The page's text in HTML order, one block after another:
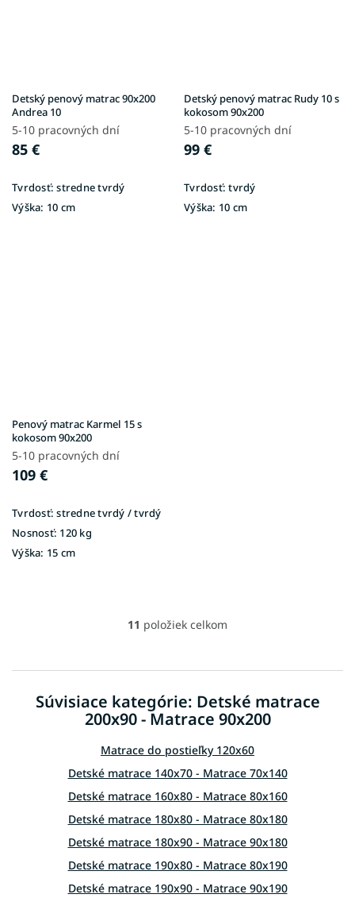
Detský penový matrac 90x200
Andrea 10
5-10 pracovných dní
85 €
Tvrdosť: stredne tvrdý
Výška: 10 cm
Detský penový matrac Rudy 10 s
kokosom 90x200
5-10 pracovných dní
99 €
Tvrdosť: tvrdý
Výška: 10 cm
Penový matrac Karmel 15 s
kokosom 90x200
5-10 pracovných dní
109 €
Tvrdosť: stredne tvrdý / tvrdý
Nosnosť: 120 kg
Výška: 15 cm
O
á
d
a
c
e
p
r
v
k
y
v
ý
p
i
11 položiek celkom
Súvisiace kategórie: Detské matrace
200x90 - Matrace 90x200
Matrace do postieľky 120x60
Detské matrace 140x70 - Matrace 70x140
Detské matrace 160x80 - Matrace 80x160
Detské matrace 180x80 - Matrace 80x180
Detské matrace 180x90 - Matrace 90x180
Detské matrace 190x80 - Matrace 80x190
Detské matrace 190x90 - Matrace 90x190